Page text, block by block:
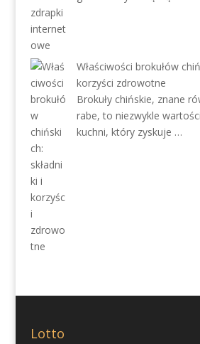
Właściwości brokułów
korzyści zdrowotne
Brokuły chińskie, znane
rabe, to niezwykle
kuchni, który zyskuje …
Lotto